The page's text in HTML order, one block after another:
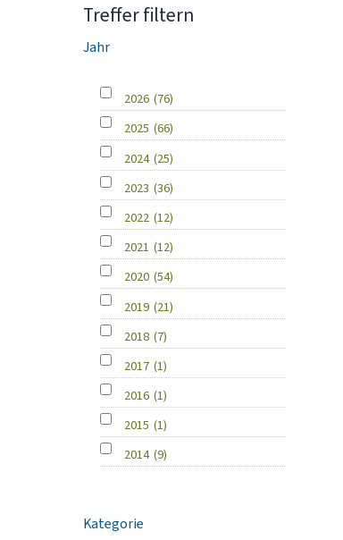
Treffer filtern
Jahr
2026 (76)
2025 (66)
2024 (25)
2023 (36)
2022 (12)
2021 (12)
2020 (54)
2019 (21)
2018 (7)
2017 (1)
2016 (1)
2015 (1)
2014 (9)
Kategorie